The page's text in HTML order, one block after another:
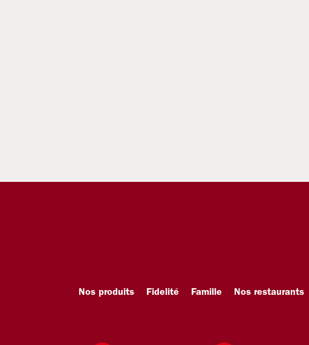
Nos produits Fidelité Famille Nos restaurants